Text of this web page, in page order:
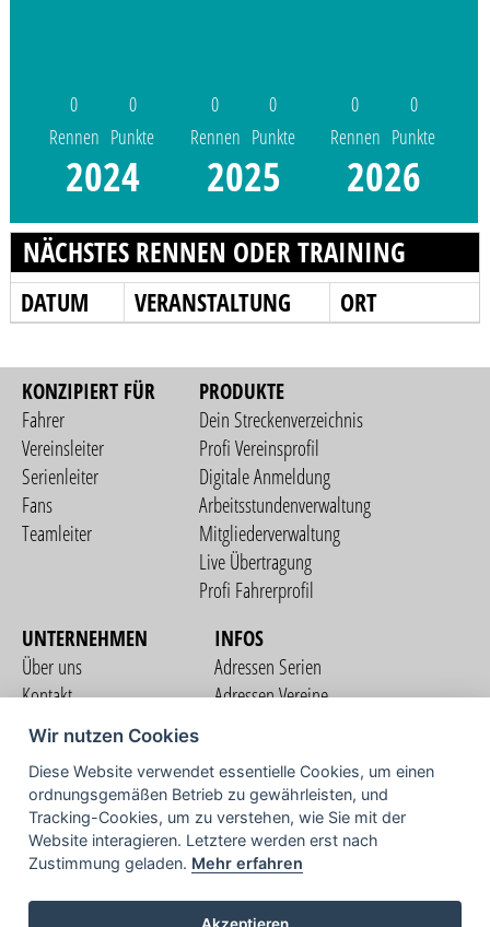
0
Rennen
0
Punkte
2024
0
Rennen
0
Punkte
2025
0
Rennen
0
Punkte
2026
NÄCHSTES RENNEN ODER TRAINING
DATUM VERANSTALTUNG ORT
KONZIPIERT FÜR
Fahrer
Vereinsleiter
Serienleiter
Fans
Teamleiter
PRODUKTE
Dein Streckenverzeichnis
Profi Vereinsprofil
Digitale Anmeldung
Arbeitsstundenverwaltung
Mitgliederverwaltung
Live Übertragung
Profi Fahrerprofil
UNTERNEHMEN
Über uns
Kontakt
Nutzungsbedingungen
Datenschutzerklärung
Impressum
INFOS
Adressen Serien
Adressen Vereine
COMMUNITY
TV
Wir nutzen Cookies
Diese Website verwendet essentielle Cookies, um einen
ordnungsgemäßen Betrieb zu gewährleisten, und
Tracking-Cookies, um zu verstehen, wie Sie mit der
Website interagieren. Letztere werden erst nach
Zustimmung geladen. Mehr erfahren